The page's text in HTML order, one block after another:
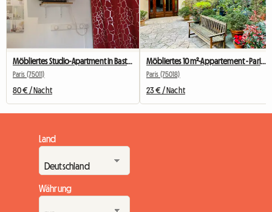
Möbliertes Studio-Apartment in Bastille für Studenten, Praktikanten oder Geschäftsreisende.
Paris (75011)
80 € / Nacht
Möbliertes 10 m²-Appartement - Paris Zentrum - Ruhig und hell
Paris (75018)
23 € / Nacht
Land
Währung